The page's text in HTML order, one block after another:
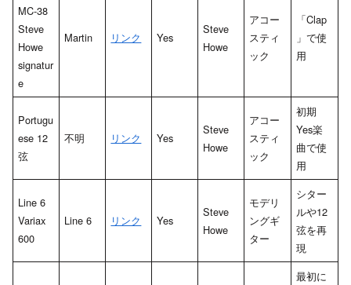
MC-38
Steve
Howe
signatur
e
Martin リンク Yes
Steve
Howe
アコー
スティ
ック
「Clap
」で使
用
Portugu
ese 12
弦
不明 リンク Yes
Steve
Howe
アコー
スティ
ック
初期
Yes楽
曲で使
用
Line 6
Variax
600
Line 6 リンク Yes
Steve
Howe
モデリ
ングギ
ター
シター
ルや12
弦を再
現
最初に